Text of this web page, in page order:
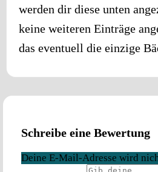
werden dir diese unten
keine weiteren Einträge
das eventuell die einzige
Schreibe eine Bewertung
Deine E-Mail-Adresse wird